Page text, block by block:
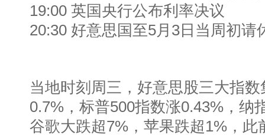
19:00 英国央行公布利率决议
20:30 好意思国至5月3日当周初请
当地时刻周三，好意思股三大指
0.7%，标普500指数涨0.43%，纳
谷歌大跌超7%，苹果跌超1%，此